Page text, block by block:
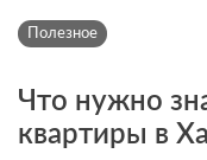
Полезное
Что нужно
квартиры в